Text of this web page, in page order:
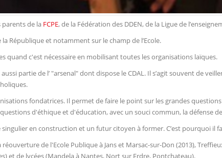
parents de la FCPE, de la Fédération des DDEN, de la Ligue de
République et notamment sur le champ de l’Ecole.
quand c'est nécessaire en mobilisant toutes les organisations laïques.
partie de l’ "arsenal" dont dispose le CDAL. Il s’agit souvent de
fondatrices. Il permet de faire le point sur les grandes
questions d'éthique et d'éducation, avec un souci commun, la défense
singulier en construction et un futur citoyen à former. C’est pourquoi
de l'Ecole Publique à Jans et Marsac-sur-Don (2013),
et de lycées (Mandela à Nantes, Nort sur Erdre, Pontchateau).